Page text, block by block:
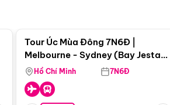
Tour Úc Mùa Đông 7N6Đ |
Melbourne - Sydney (Bay Jestar
Airways)
Hồ Chí Minh 7N6Đ